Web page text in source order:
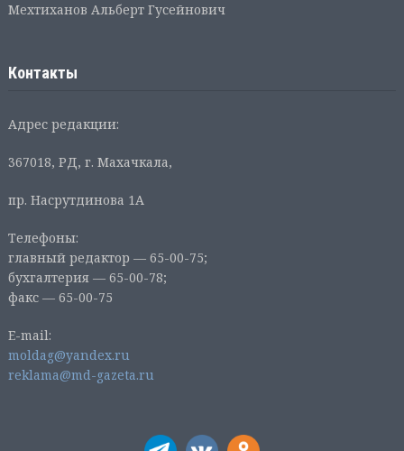
Мехтиханов Альберт Гусейнович
Контакты
Адрес редакции:
367018, РД, г. Махачкала,
пр. Насрутдинова 1А
Телефоны:
главный редактор — 65-00-75;
бухгалтерия — 65-00-78;
факс — 65-00-75
E-mail:
moldag@yandex.ru
reklama@md-gazeta.ru